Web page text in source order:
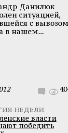
Данилюк
ситуацией,
с
в нашем...
НЕДЕЛИ